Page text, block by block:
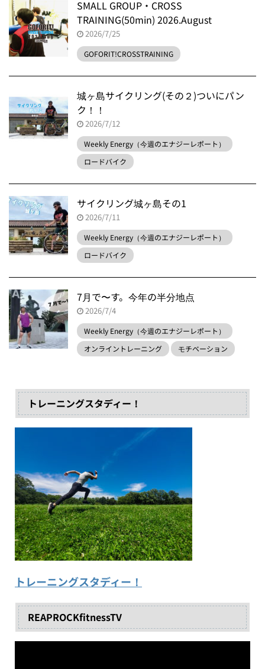
SMALL GROUP・CROSS
TRAINING(50min) 2026.August
2026/7/25
GOFORIT!CROSSTRAINING
城ヶ島サイクリング(その２)ついにパン
ク！！
2026/7/12
Weekly Energy（今週のエナジーレポート）
ロードバイク
サイクリング城ヶ島その1
2026/7/11
Weekly Energy（今週のエナジーレポート）
ロードバイク
7月で〜す。今年の半分地点
2026/7/4
Weekly Energy（今週のエナジーレポート）
オンライントレーニング
モチベーション
トレーニングスタディー！
トレーニングスタディー！
REAPROCKfitnessTV